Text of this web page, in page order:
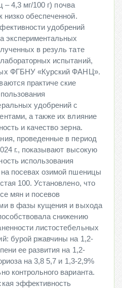
– 4,3 мг/100 г) почва
низко обеспеченной.
удобрений
экспериментальных
в резуль тате
испытаний,
ФГБНУ «Курский ФАНЦ».
практиче ские
удобрений с
а также их влияние
и качество зерна.
проведенные в период
г., показывают высокую
использования
посевах озимой пшеницы
100. Установлено, что
мян и посевов
в фазы кущения и выхода
снижению
листостебельных
бурой ржавчины на 1,2-
ее развития на 1,2-
на 3,8 5,7 и 1,3-2,9%
контрольного варианта.
эффективность